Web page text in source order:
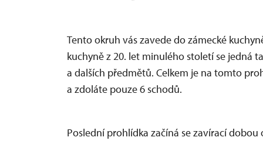
Tento okruh vás zavede do zámecké
kuchyně z 20. let minulého století se jedná
a dalších předmětů. Celkem je na tomto
a zdoláte pouze 6 schodů.
Poslední prohlídka začíná se zavírací dobou